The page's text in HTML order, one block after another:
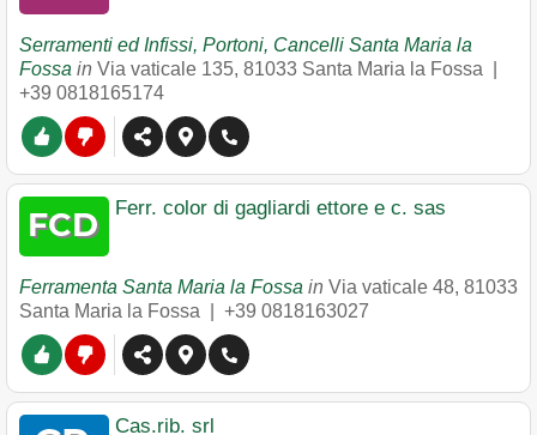
Serramenti ed Infissi, Portoni, Cancelli Santa Maria la
Fossa in Via vaticale 135, 81033 Santa Maria la Fossa
+39 0818165174
Ferr. color di gagliardi ettore e c. sas
Ferramenta Santa Maria la Fossa in Via vaticale 48, 81033
Santa Maria la Fossa
+39 0818163027
Cas.rib. srl